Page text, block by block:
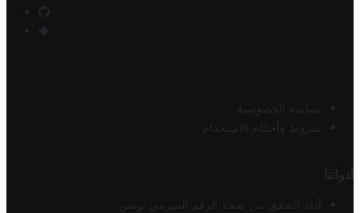
سياسة الخصوصية
شروط وأحكام الاستخدام
أدواتنا
أداة التحقق من صحة الرقم الضريبي تونس